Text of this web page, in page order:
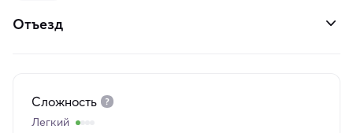
Отъезд
Сложность
Легкий